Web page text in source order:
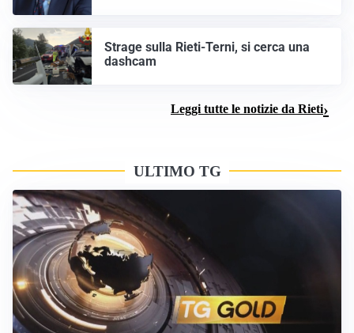
Strage sulla Rieti-Terni, si cerca una
dashcam
Leggi tutte le notizie da Rieti
ULTIMO TG